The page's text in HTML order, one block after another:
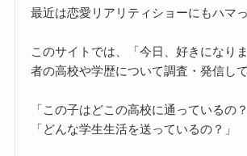
最近は恋愛リアリティショーにもハマっ
このサイトでは、「今日、好きになり
者の高校や学歴について調査・発信して
「この子はどこの高校に通っているの？
「どんな学生生活を送っているの？」